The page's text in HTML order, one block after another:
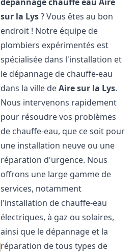
sur la Lys? Vous êtes au bon
endroit ! Notre équipe de
plombiers expérimentés est
spécialisée dans l'installation et
le dépannage de chauffe-eau
dans la ville deAire sur la Lys.
Nous intervenons rapidement
pour résoudre vos problèmes
de chauffe-eau, que ce soit pour
une installation neuve ou une
réparation d'urgence. Nous
offrons une large gamme de
services, notamment
l'installation de chauffe-eau
électriques, à gaz ou solaires,
ainsi que le dépannage et la
réparation de tous types de